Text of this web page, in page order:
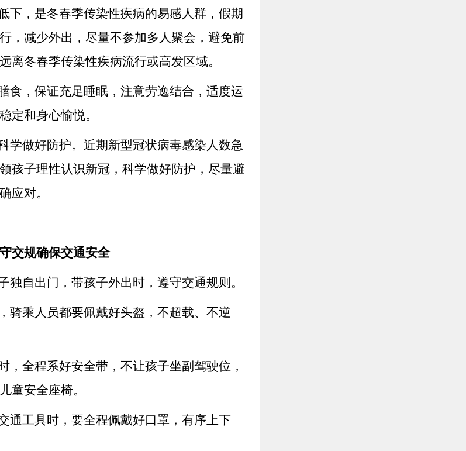
下，是冬春季传染性疾病的易感人群，假期
，减少外出，尽量不参加多人聚会，避免前
离冬春季传染性疾病流行或高发区域。
食，保证充足睡眠，注意劳逸结合，适度运
定和身心愉悦。
学做好防护。近期新型冠状病毒感染人数急
孩子理性认识新冠，科学做好防护，尽量避
应对。
交规确保交通安全
独自出门，带孩子外出时，遵守交通规则。
骑乘人员都要佩戴好头盔，不超载、不逆
，全程系好安全带，不让孩子坐副驾驶位，
童安全座椅。
通工具时，要全程佩戴好口罩，有序上下